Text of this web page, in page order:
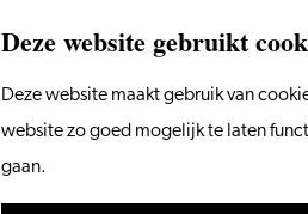
Deze website gebruikt
Deze website maakt gebruik van
website zo goed mogelijk te laten
gaan.